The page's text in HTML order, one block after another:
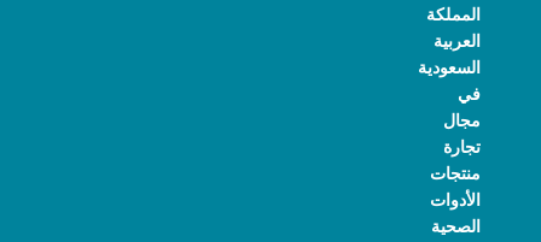
المملكة
العربية
السعودية
في
مجال
تجارة
منتجات
الأدوات
الصحية